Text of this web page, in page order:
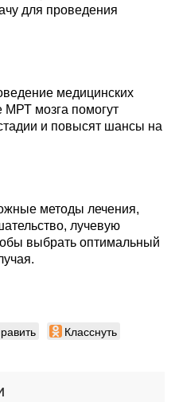
для проведения
медицинских
МРТ мозга помогут
и повысят шансы на
методы лечения,
лучевую
выбрать оптимальный
Класснуть